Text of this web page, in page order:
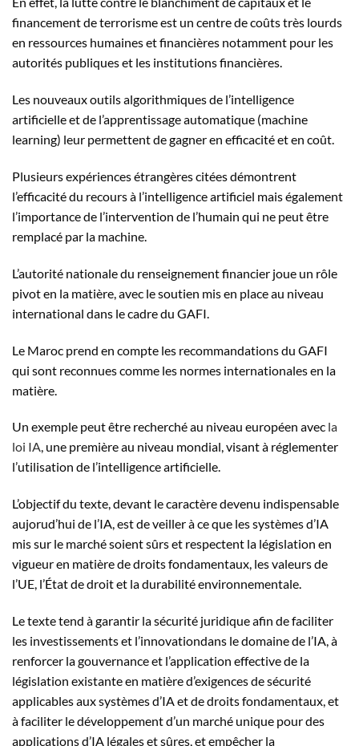
financement de terrorisme est un centre de coûts très lourds
en ressources humaines et financières notamment pour les
autorités publiques et les institutions financières.
Les nouveaux outils algorithmiques de l’intelligence
artificielle et de l’apprentissage automatique (machine
learning) leur permettent de gagner en efficacité et en coût.
Plusieurs expériences étrangères citées démontrent
l’efficacité du recours à l’intelligence artificiel mais également
l’importance de l’intervention de l’humain qui ne peut être
remplacé par la machine.
L’autorité nationale du renseignement financier joue un rôle
pivot en la matière, avec le soutien mis en place au niveau
international dans le cadre du GAFI.
Le Maroc prend en compte les recommandations du GAFI
qui sont reconnues comme les normes internationales en la
matière.
Un exemple peut être recherché au niveau européen avec la
loi IA, une première au niveau mondial, visant à réglementer
l’utilisation de l’intelligence artificielle.
L’objectif du texte, devant le caractère devenu indispensable
aujorud’hui de l’IA, est de veiller à ce que les systèmes d’IA
mis sur le marché soient sûrs et respectent la législation en
vigueur en matière de droits fondamentaux, les valeurs de
l’UE, l’État de droit et la durabilité environnementale.
Le texte tend à garantir la sécurité juridique afin de faciliter
les investissements et l’innovationdans le domaine de l’IA, à
renforcer la gouvernance et l’application effective de la
législation existante en matière d’exigences de sécurité
applicables aux systèmes d’IA et de droits fondamentaux, et
à faciliter le développement d’un marché unique pour des
applications d’IA légales et sûres, et empêcher la